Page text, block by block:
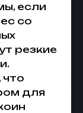
если
со
резкие
что
для